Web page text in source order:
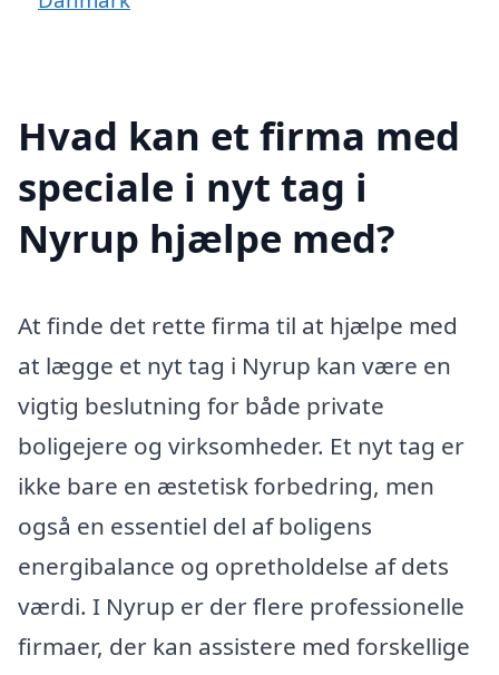
Hvad kan et firma med
speciale i nyt tag i
Nyrup hjælpe med?
At finde det rette firma til at hjælpe med
at lægge et nyt tag i Nyrup kan være en
vigtig beslutning for både private
boligejere og virksomheder. Et nyt tag er
ikke bare en æstetisk forbedring, men
også en essentiel del af boligens
energibalance og opretholdelse af dets
værdi. I Nyrup er der flere professionelle
firmaer, der kan assistere med forskellige